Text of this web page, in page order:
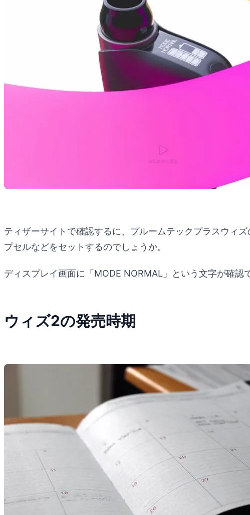
ティザーサイトで確認するに、プルームテックプラスウィ
プセルなどをセットするのでしょうか。
ディスプレイ画面に「MODE NORMAL」という文字が確認
ウィズ2の発売時期